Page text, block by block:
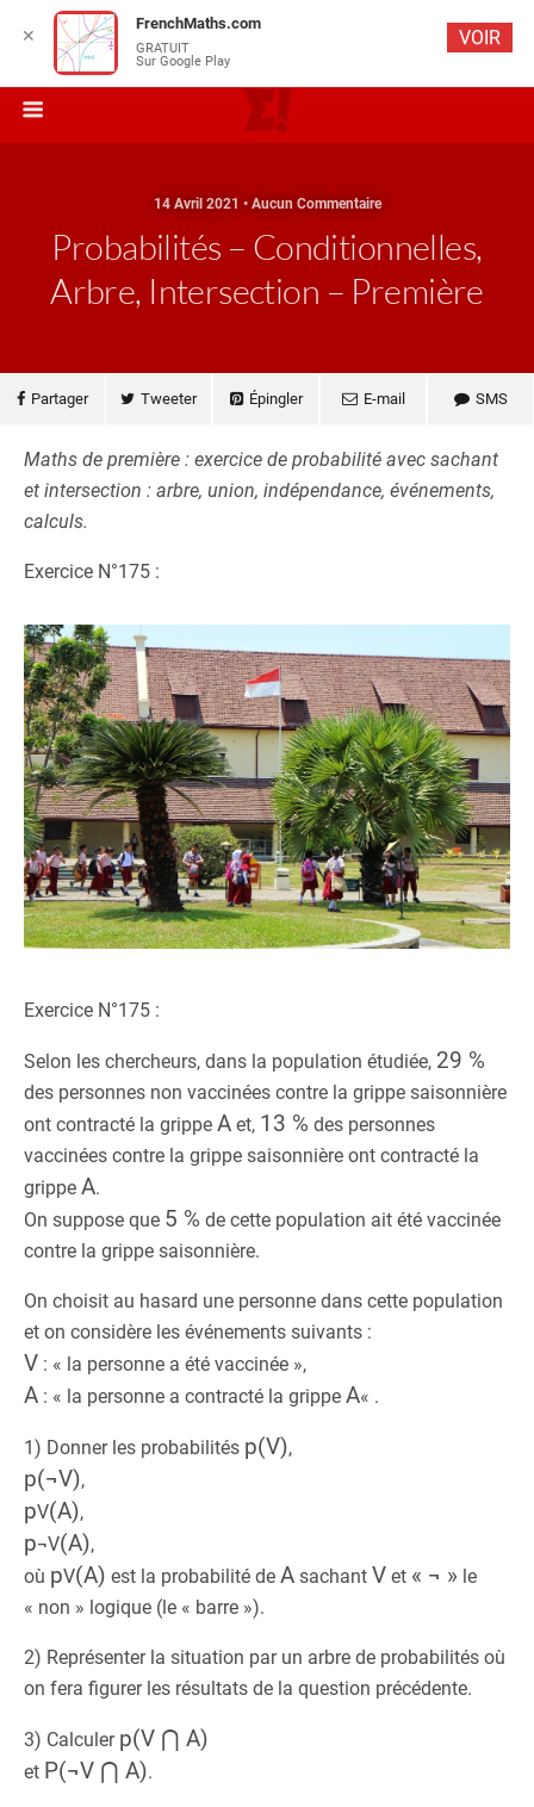
14 Avril 2021 • Aucun Commentaire
Probabilités – Conditionnelles,
Arbre, Intersection – Première
Partager Tweeter Épingler E-mail SMS
Maths de première : exercice de probabilité avec sachant
et intersection : arbre, union, indépendance, événements,
calculs.
Exercice N°175 :
Exercice N°175 :
Selon les chercheurs, dans la population étudiée, 29 %
des personnes non vaccinées contre la grippe saisonnière
ont contracté la grippe A et, 13 % des personnes
vaccinées contre la grippe saisonnière ont contracté la
grippe A.
On suppose que 5 % de cette population ait été vaccinée
contre la grippe saisonnière.
On choisit au hasard une personne dans cette population
et on considère les événements suivants :
V : « la personne a été vaccinée »,
A : « la personne a contracté la grippe A« .
1) Donner les probabilités p(V),
p(¬V),
pV(A),
p¬V(A),
où pV(A) est la probabilité de A sachant V et « ¬ » le
« non » logique (le « barre »).
2) Représenter la situation par un arbre de probabilités où
on fera figurer les résultats de la question précédente.
3) Calculer p(V ⋂ A)
et P(¬V ⋂ A).
✕
FrenchMaths.com
GRATUIT
Sur Google Play
VOIR